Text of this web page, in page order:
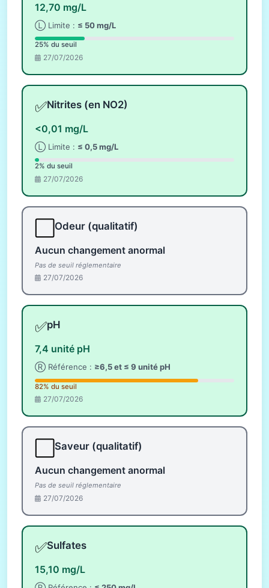
12,70 mg/L
Ⓛ Limite : ≤ 50 mg/L
25% du seuil
27/07/2026
✅Nitrites (en NO2)
<0,01 mg/L
Ⓛ Limite : ≤ 0,5 mg/L
2% du seuil
27/07/2026
Odeur (qualitatif)
Aucun changement anormal
Pas de seuil réglementaire
27/07/2026
✅pH
7,4 unité pH
Ⓡ Référence : ≥6,5 et ≤ 9 unité pH
82% du seuil
27/07/2026
Saveur (qualitatif)
Aucun changement anormal
Pas de seuil réglementaire
27/07/2026
✅Sulfates
15,10 mg/L